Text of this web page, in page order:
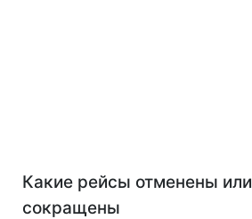
Какие рейсы отменены или
сокращены